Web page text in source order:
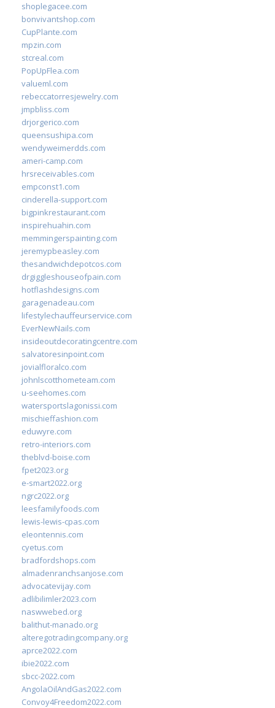
shoplegacee.com
bonvivantshop.com
CupPlante.com
mpzin.com
stcreal.com
PopUpFlea.com
valueml.com
rebeccatorresjewelry.com
jmpbliss.com
drjorgerico.com
queensushipa.com
wendyweimerdds.com
ameri-camp.com
hrsreceivables.com
empconst1.com
cinderella-support.com
bigpinkrestaurant.com
inspirehuahin.com
memmingerspainting.com
jeremypbeasley.com
thesandwichdepotcos.com
drgiggleshouseofpain.com
hotflashdesigns.com
garagenadeau.com
lifestylechauffeurservice.com
EverNewNails.com
insideoutdecoratingcentre.com
salvatoresinpoint.com
jovialfloralco.com
johnlscotthometeam.com
u-seehomes.com
watersportslagonissi.com
mischieffashion.com
eduwyre.com
retro-interiors.com
theblvd-boise.com
fpet2023.org
e-smart2022.org
ngrc2022.org
leesfamilyfoods.com
lewis-lewis-cpas.com
eleontennis.com
cyetus.com
bradfordshops.com
almadenranchsanjose.com
advocatevijay.com
adlibilimler2023.com
naswwebed.org
balithut-manado.org
alteregotradingcompany.org
aprce2022.com
ibie2022.com
sbcc-2022.com
AngolaOilAndGas2022.com
Convoy4Freedom2022.com